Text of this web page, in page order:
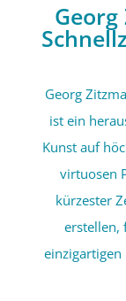
Georg
ist ein
Kunst auf
virtuosen
kürzester
erstellen,
einzigartigen